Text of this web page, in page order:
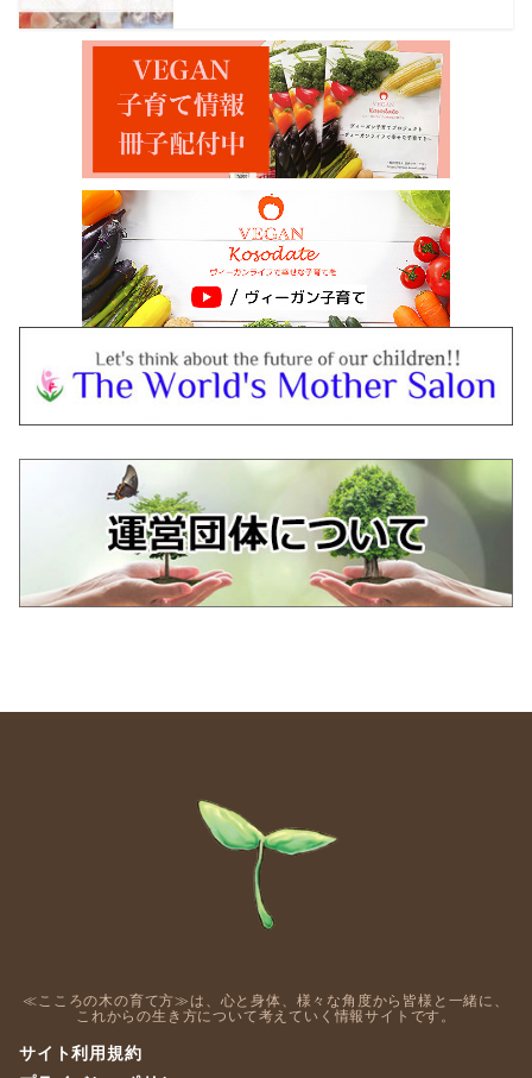
≪こころの木の育て方≫は、心と身体、様々な角度から皆様と一緒に、
これからの生き方について考えていく情報サイトです。
サイト利用規約